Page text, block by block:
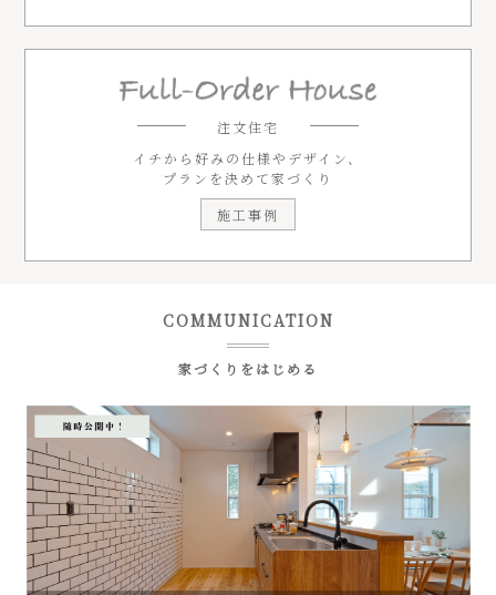
注文住宅
イチから好みの仕様やデザイン、
プランを決めて家づくり
施工事例
COMMUNICATION
家づくりをはじめる